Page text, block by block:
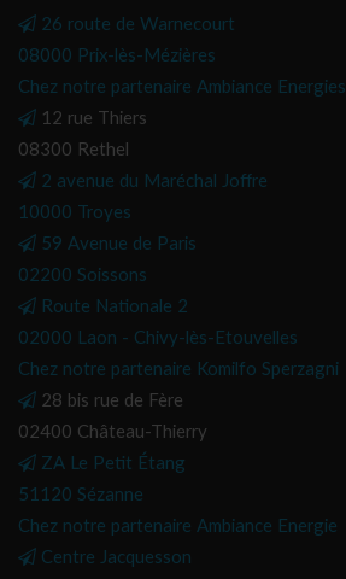
26 route de Warnecourt
08000 Prix-lès-Mézières
Chez notre partenaire Ambiance Energies
12 rue Thiers
08300 Rethel
2 avenue du Maréchal Joffre
10000 Troyes
59 Avenue de Paris
02200 Soissons
Route Nationale 2
02000 Laon - Chivy-lès-Etouvelles
Chez notre partenaire Komilfo Sperzagni
28 bis rue de Fère
02400 Château-Thierry
ZA Le Petit Étang
51120 Sézanne
Chez notre partenaire Ambiance Energie
Centre Jacquesson